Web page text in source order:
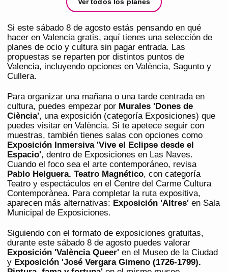
Ver todos los planes
Si este sábado 8 de agosto estás pensando en qué
hacer en Valencia gratis, aquí tienes una selección de
planes de ocio y cultura sin pagar entrada. Las
propuestas se reparten por distintos puntos de
Valencia, incluyendo opciones en València, Sagunto y
Cullera.
Para organizar una mañana o una tarde centrada en
cultura, puedes empezar por Murales 'Dones de
Ciència', una exposición (categoría Exposiciones) que
puedes visitar en València. Si te apetece seguir con
muestras, también tienes salas con opciones como
Exposición Inmersiva 'Vive el Eclipse desde el
Espacio', dentro de Exposiciones en Las Naves.
Cuando el foco sea el arte contemporáneo, revisa
Pablo Helguera. Teatro Magnético, con categoría
Teatro y espectáculos en el Centre del Carme Cultura
Contemporànea. Para completar la ruta expositiva,
aparecen más alternativas: Exposición 'Altres' en Sala
Municipal de Exposiciones.
Siguiendo con el formato de exposiciones gratuitas,
durante este sábado 8 de agosto puedes valorar
Exposición 'València Queer' en el Museo de la Ciudad
y Exposición 'José Vergara Gimeno (1726-1799).